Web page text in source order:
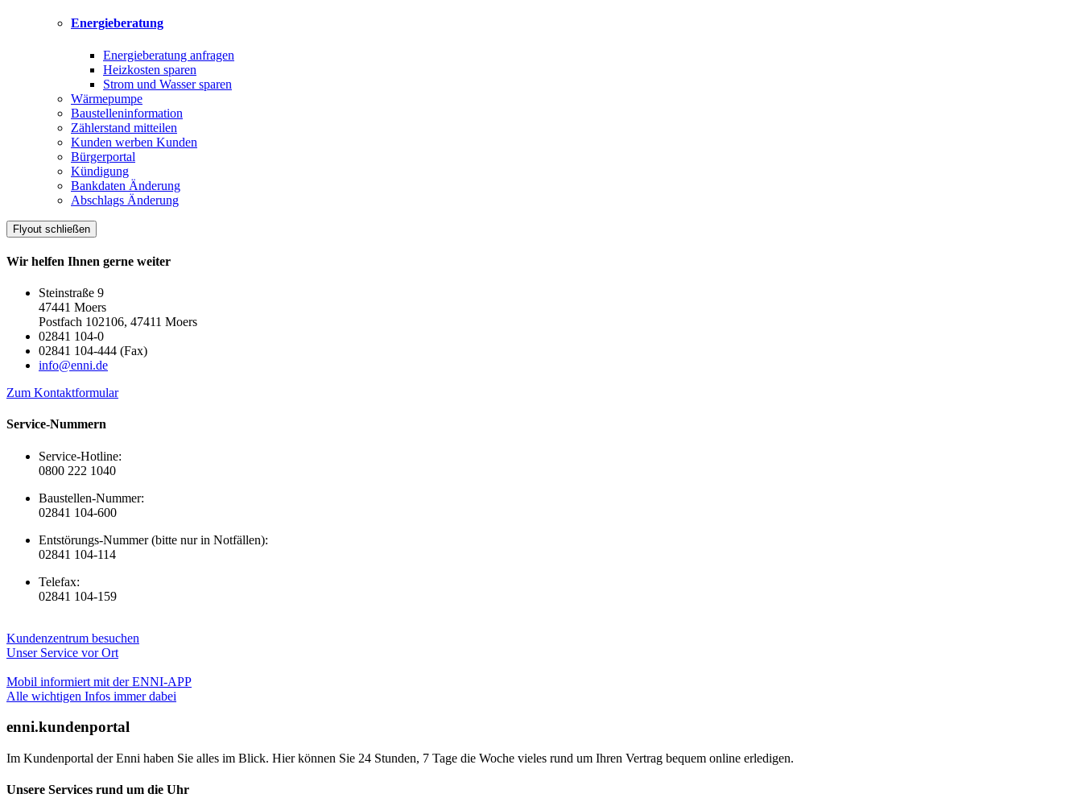
Energieberatung
Energieberatung anfragen
Heizkosten sparen
Strom und Wasser sparen
Wärmepumpe
Baustelleninformation
Zählerstand mitteilen
Kunden werben Kunden
Bürgerportal
Kündigung
Bankdaten Änderung
Abschlags Änderung
Flyout schließen
Wir helfen Ihnen gerne weiter
Steinstraße 9
47441 Moers
Postfach 102106, 47411 Moers
02841 104-0
02841 104-444 (Fax)
info@enni.de
Zum Kontaktformular
Service-Nummern
Service-Hotline:
0800 222 1040
Baustellen-Nummer:
02841 104-600
Entstörungs-Nummer (bitte nur in Notfällen):
02841 104-114
Telefax:
02841 104-159
Kundenzentrum besuchen
Unser Service vor Ort
Mobil informiert mit der ENNI-APP
Alle wichtigen Infos immer dabei
enni.kundenportal
Im Kundenportal der Enni haben Sie alles im Blick. Hier können Sie 24 Stunden, 7 Tage die Woche vieles rund um Ihren Vertrag bequem online erledigen.
Unsere Services rund um die Uhr